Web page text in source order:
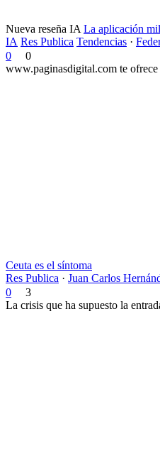
Nueva reseña IA La aplicación
IA Res Publica Tendencias ·
0
0
www.paginasdigital.com te ofrece
Ceuta es el síntoma
Res Publica · Juan Carlos
0
3
La crisis que ha supuesto la